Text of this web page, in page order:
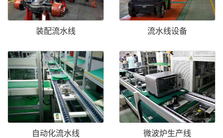
装配流水线 流水线设备
自动化流水线 微波炉生产线